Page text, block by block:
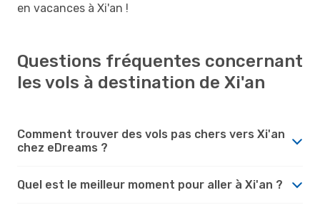
en vacances à Xi'an !
Questions fréquentes concernant
les vols à destination de Xi'an
Comment trouver des vols pas chers vers Xi'an
chez eDreams ?
Quel est le meilleur moment pour aller à Xi'an ?